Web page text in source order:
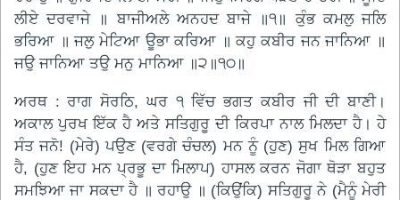
ਲੀਏ ਦਰਵਾਜੇ ॥ ਬਾਜੀਅਲੇ ਅਨਹਦ ਬਾਜੇ ॥੧॥ ਕੁੰਭ ਕਮਲੁ ਜਲਿ
ਭਰਿਆ ॥ ਜਲੁ ਮੇਟਿਆ ਊਭਾ ਕਰਿਆ ॥ ਕਹੁ ਕਬੀਰ ਜਨ ਜਾਨਿਆ ॥
ਜਉ ਜਾਨਿਆ ਤਉ ਮਨੁ ਮਾਨਿਆ ॥੨॥੧੦॥
ਅਰਥ : ਰਾਗ ਸੋਰਠਿ, ਘਰ ੧ ਵਿੱਚ ਭਗਤ ਕਬੀਰ ਜੀ ਦੀ ਬਾਣੀ।
ਅਕਾਲ ਪੁਰਖ ਇੱਕ ਹੈ ਅਤੇ ਸਤਿਗੁਰੂ ਦੀ ਕਿਰਪਾ ਨਾਲ ਮਿਲਦਾ ਹੈ। ਹੇ
ਸੰਤ ਜਨੋ! (ਮੇਰੇ) ਪਉਣ (ਵਰਗੇ ਚੰਚਲ) ਮਨ ਨੂੰ (ਹੁਣ) ਸੁਖ ਮਿਲ ਗਿਆ
ਹੈ, (ਹੁਣ ਇਹ ਮਨ ਪ੍ਰਭੂ ਦਾ ਮਿਲਾਪ) ਹਾਸਲ ਕਰਨ ਜੋਗਾ ਥੋੜਾ ਬਹੁਤ
ਸਮਝਿਆ ਜਾ ਸਕਦਾ ਹੈ ॥ ਰਹਾਉ ॥ (ਕਿਉਂਕਿ) ਸਤਿਗੁਰੂ ਨੇ (ਮੈਨੂੰ ਮੇਰੀ